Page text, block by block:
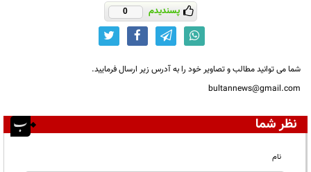
پسندیدم 0
شما می توانید مطالب و تصاویر خود را به آدرس زیر ارسال فرمایید.
bultannews@gmail.com
نظر شما
نام